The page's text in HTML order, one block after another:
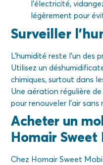
l’électricité,
légèrement pour
Surveiller
L’humidité reste l’un des
Utilisez un
chimiques, surtout dans
Une aération régulière
pour renouveler l’air
Acheter un
Homair
Chez Homair Sweet